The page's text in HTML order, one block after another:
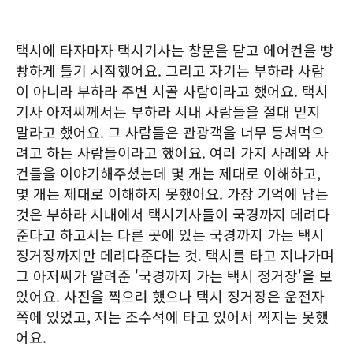
택시에 타자마자 택시기사는 창문을 닫고 에어컨을 빵
빵하게 틀기 시작했어요. 그리고 자기는 부하라 사람
이 아니라 부하라 주변 시골 사람이라고 했어요. 택시
기사 아저씨께서는 부하라 시내 사람들을 절대 믿지
말라고 했어요. 그 사람들은 관광객을 너무 등쳐먹으
려고 하는 사람들이라고 했어요. 여러 가지 사례와 사
건들을 이야기해주셨는데 몇 개는 제대로 이해하고,
몇 개는 제대로 이해하지 못했어요. 가장 기억에 남는
것은 부하라 시내에서 택시기사들이 국경까지 데려다
준다고 하고서는 다른 곳에 있는 국경까지 가는 택시
정거장까지만 데려다준다는 것. 택시를 타고 지나가며
그 아저씨가 알려준 '국경까지 가는 택시 정거장'을 보
았어요. 사진을 찍으려 했으나 택시 정거장은 운전자
쪽에 있었고, 저는 조수석에 타고 있어서 찍지는 못했
어요.